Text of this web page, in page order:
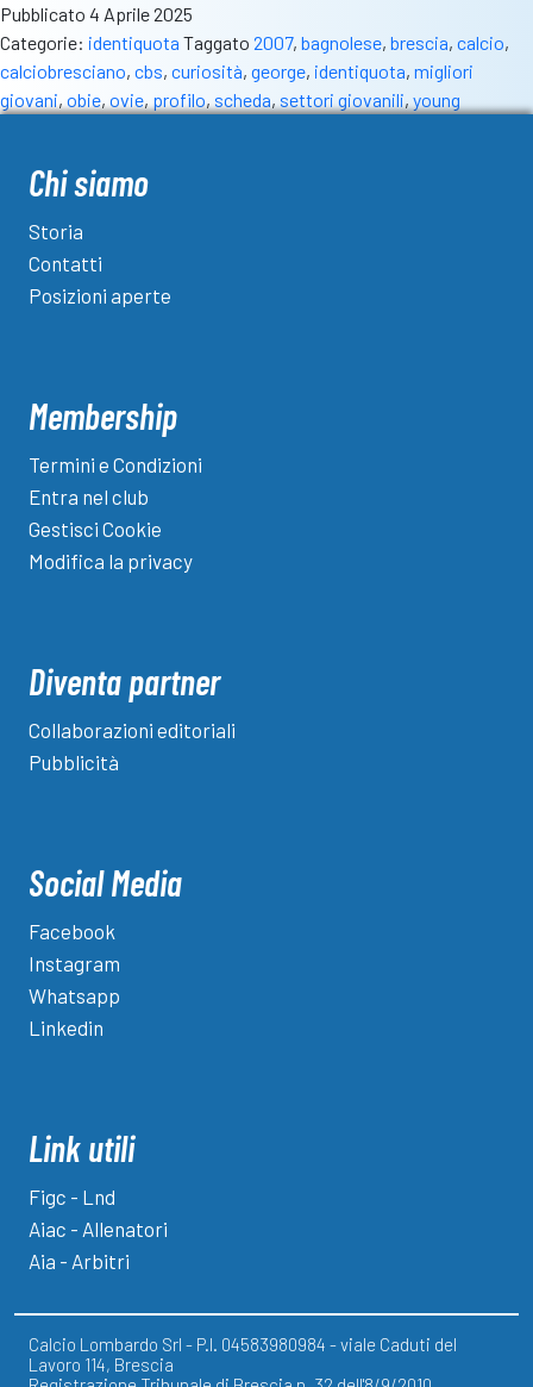
Pubblicato 4 Aprile 2025
Categorie: identiquota Taggato 2007, bagnolese, brescia, calcio,
calciobresciano, cbs, curiosità, george, identiquota, migliori
giovani, obie, ovie, profilo, scheda, settori giovanili, young
Chi siamo
Storia
Contatti
Posizioni aperte
Membership
Termini e Condizioni
Entra nel club
Gestisci Cookie
Modifica la privacy
Diventa partner
Collaborazioni editoriali
Pubblicità
Social Media
Facebook
Instagram
Whatsapp
Linkedin
Link utili
Figc - Lnd
Aiac - Allenatori
Aia - Arbitri
Calcio Lombardo Srl - P.I. 04583980984 - viale Caduti del
Lavoro 114, Brescia